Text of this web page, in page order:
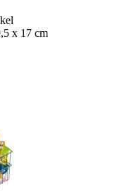
x 17 cm